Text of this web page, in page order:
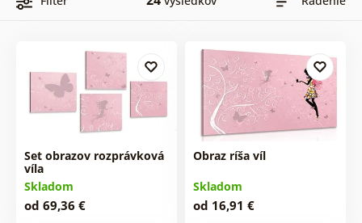
Set obrazov rozprávková
víla
Skladom
od 69,36 €
Obraz ríša víl
Skladom
od 16,91 €